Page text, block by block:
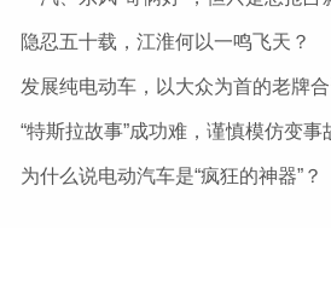
隐忍五十载，江淮何以一鸣飞天？
发展纯电动车，以大众为首的老牌
“特斯拉故事”成功难，谨慎模仿变事
为什么说电动汽车是“疯狂的神器”？